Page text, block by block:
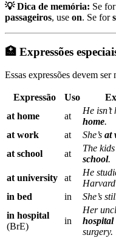
💡 Dica de memória: Se
passageiros, use on. Se for
🏥 Expressões
Essas expressões devem
Expressão Uso
at home
at
He isn’t
home.
at work
at She’s at
at school
at
The
school.
at university at
He
in bed
in She’s
in hospital
(BrE)
in
Her
hospital
surgery.